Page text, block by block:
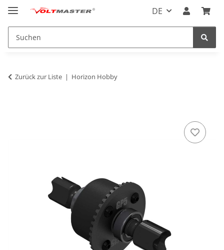
DE
Zurück zur Liste Horizon Hobby